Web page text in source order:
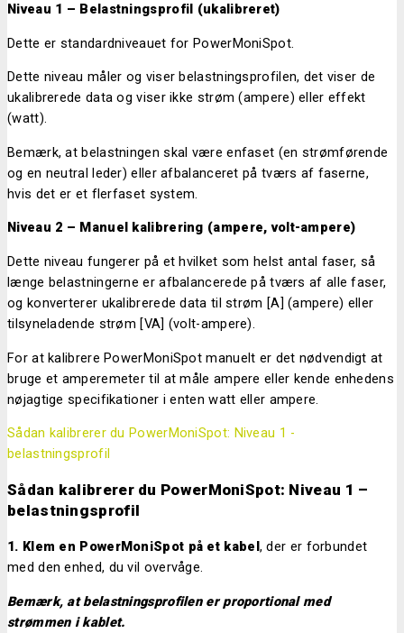
Niveau 1 – Belastningsprofil (ukalibreret)
Dette er standardniveauet for PowerMoniSpot.
Dette niveau måler og viser belastningsprofilen, det viser de
ukalibrerede data og viser ikke strøm (ampere) eller effekt
(watt).
Bemærk, at belastningen skal være enfaset (en strømførende
og en neutral leder) eller afbalanceret på tværs af faserne,
hvis det er et flerfaset system.
Niveau 2 – Manuel kalibrering (ampere, volt-ampere)
Dette niveau fungerer på et hvilket som helst antal faser, så
længe belastningerne er afbalancerede på tværs af alle faser,
og konverterer ukalibrerede data til strøm [A] (ampere) eller
tilsyneladende strøm [VA] (volt-ampere).
For at kalibrere PowerMoniSpot manuelt er det nødvendigt at
bruge et amperemeter til at måle ampere eller kende enhedens
nøjagtige specifikationer i enten watt eller ampere.
Sådan kalibrerer du PowerMoniSpot: Niveau 1 -
belastningsprofil
Sådan kalibrerer du PowerMoniSpot: Niveau 1 –
belastningsprofil
1. Klem en PowerMoniSpot på et kabel, der er forbundet
med den enhed, du vil overvåge.
Bemærk, at belastningsprofilen er proportional med
strømmen i kablet.